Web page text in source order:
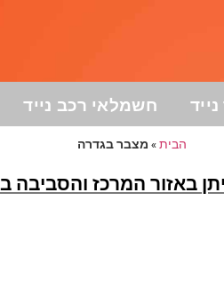
חשמלאי רכב נייד
הבית» מצבר בגדרה
באזור המרכז והסביבה